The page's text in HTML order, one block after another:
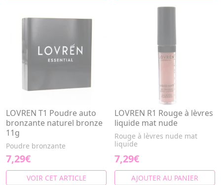
LOVREN T1 Poudre auto
bronzante naturel bronze
11g
Poudre bronzante
7,29€
VOIR CET ARTICLE
LOVREN R1 Rouge à lèvres
liquide mat nude
Rouge à lèvres nude mat
liquide
7,29€
AJOUTER AU PANIER